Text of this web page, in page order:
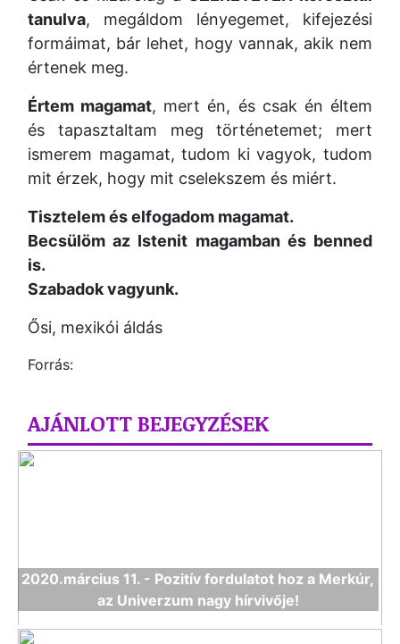
tanulva, megáldom lényegemet, kifejezési
formáimat, bár lehet, hogy vannak, akik nem
értenek meg.
Értem magamat, mert én, és csak én éltem
és tapasztaltam meg történetemet; mert
ismerem magamat, tudom ki vagyok, tudom
mit érzek, hogy mit cselekszem és miért.
Tisztelem és elfogadom magamat.
Becsülöm az Istenit magamban és benned
is.
Szabadok vagyunk.
Ősi, mexikói áldás
Forrás:
AJÁNLOTT BEJEGYZÉSEK
2020.március 11. - Pozitív fordulatot hoz a Merkúr,
az Univerzum nagy hírvivője!